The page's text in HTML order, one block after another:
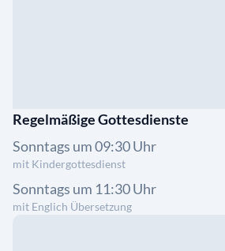
Regelmäßige Gottesdienste
Sonntags um 09:30 Uhr
mit Kindergottesdienst
Sonntags um 11:30 Uhr
mit Englich Übersetzung